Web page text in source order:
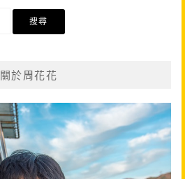
關於周花花